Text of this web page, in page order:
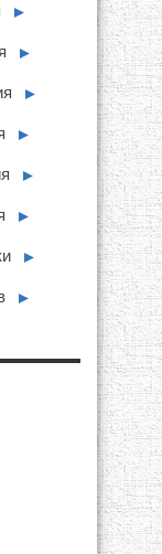
►
►
►
►
►
►
►
►